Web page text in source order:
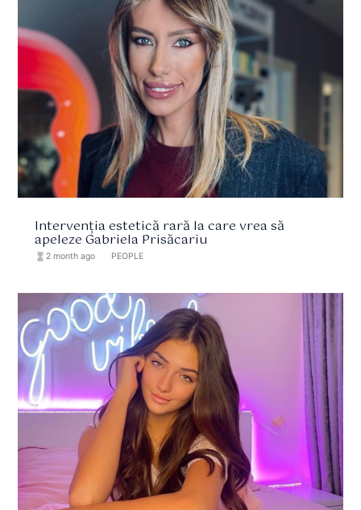
Intervenția estetică rară la care vrea să
apeleze Gabriela Prisăcariu
hourglass_full 2 month ago PEOPLE